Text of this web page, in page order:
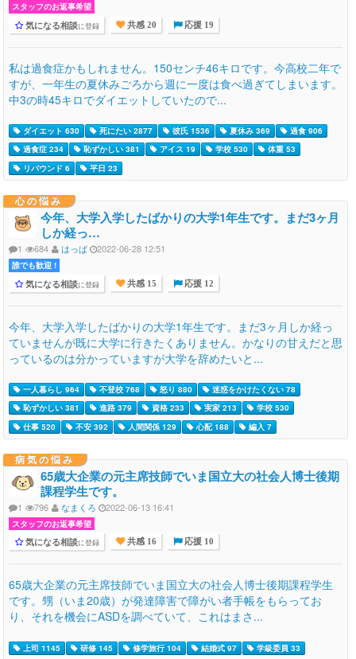
スタッフのお返事希望
気になる相談に登録 共感 20 応援 19
私は過食症かもしれません。150センチ46キロです。今高校二年で
すが、一年生の夏休みごろから週に一度は食べ過ぎてしまいます。
中3の時45キロでダイエットしていたので...
ダイエット 630 死にたい 2877 彼氏 1536 夏休み 369
過食 906
過食症 234
恥ずかしい 381 アイス 19 学校 530
体重 53
リバウンド 6
平日 23
心の悩み
今年、大学入学したばかりの大学1年生です。まだ3ヶ月
しか経っ…
1 684 はっぱ 2022-06-28 12:51
誰でも歓迎 !
気になる相談に登録 共感 15 応援 12
今年、大学入学したばかりの大学1年生です。まだ3ヶ月しか経っ
ていませんが既に大学に行きたくありません。かなりの甘えだと思
っているのは分かっていますが大学を辞めたいと...
一人暮らし 964 不登校 768 怒り 880
迷惑をかけたくない 78
恥ずかしい 381
進路 379 資格 233 実家 213
学校 530
仕事 520
不安 392 人間関係 129 心配 188 編入 7
病気の悩み
65歳大企業の元主席技師でいま国立大の社会人博士後期
課程学生です。
1 796 なまくろ 2022-06-13 16:41
スタッフのお返事希望
気になる相談に登録 共感 16 応援 10
65歳大企業の元主席技師でいま国立大の社会人博士後期課程学生
です。甥（いま20歳）が発達障害で障がい者手帳をもらってお
り、それを機会にASDを調べていて、これはまさ...
上司 1145 研修 145 修学旅行 104 結婚式 97
学級委員 33